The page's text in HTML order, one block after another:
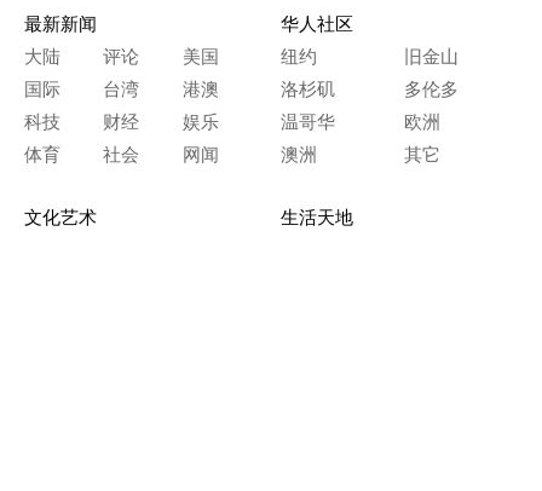
最新新闻
大陆
评论
美国
国际
台湾
港澳
科技
财经
娱乐
体育
社会 网闻
华人社区
纽约
旧金山
洛杉矶
多伦多
温哥华
欧洲
澳洲
其它
文化艺术
生活天地